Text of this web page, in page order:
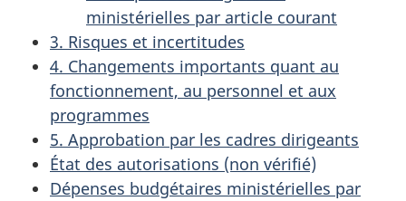
ministérielles par article courant
3. Risques et incertitudes
4. Changements importants quant au
fonctionnement, au personnel et aux
programmes
5. Approbation par les cadres dirigeants
État des autorisations (non vérifié)
Dépenses budgétaires ministérielles par